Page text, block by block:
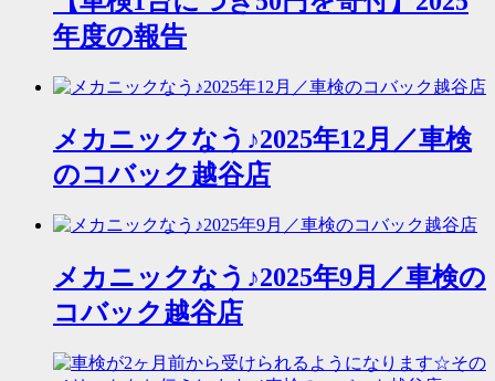
年度の報告
メカニックなう♪2025年12月／車検
のコバック越谷店
メカニックなう♪2025年9月／車検の
コバック越谷店